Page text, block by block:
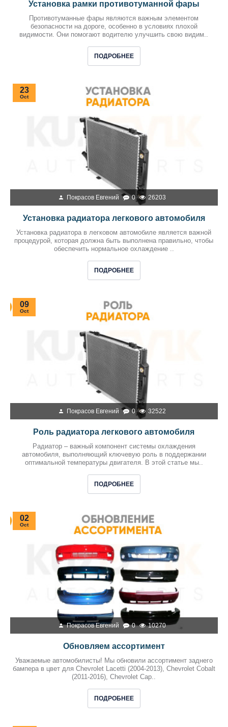
Установка рамки противотуманной фары
Противотуманные фары являются важным элементом
безопасности на дороге, особенно в условиях плохой
видимости. Они помогают водителю улучшить свою видим..
ПОДРОБНЕЕ
23
Oct
Покрасов Евгений 0 26203
Установка радиатора легкового автомобиля
Установка радиатора в легковом автомобиле является важной
процедурой, которая должна быть выполнена правильно, чтобы
обеспечить нормальное охлаждение ..
ПОДРОБНЕЕ
09
Oct
Покрасов Евгений 0 32522
Роль радиатора легкового автомобиля
Радиатор – важный компонент системы охлаждения
автомобиля, выполняющий ключевую роль в поддержании
оптимальной температуры двигателя. В этой статье мы..
ПОДРОБНЕЕ
02
Oct
Покрасов Евгений 0 10270
Обновляем ассортимент
Уважаемые автомобилисты! Мы обновили ассортимент заднего
бампера в цвет для Chevrolet Lacetti (2004-2013), Chevrolet Cobalt
(2011-2016), Chevrolet Cap..
ПОДРОБНЕЕ